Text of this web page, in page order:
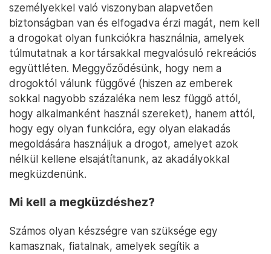
személyekkel való viszonyban alapvetően
biztonságban van és elfogadva érzi magát, nem kell
a drogokat olyan funkciókra használnia, amelyek
túlmutatnak a kortársakkal megvalósuló rekreációs
együttléten. Meggyőződésünk, hogy nem a
drogoktól válunk függővé (hiszen az emberek
sokkal nagyobb százaléka nem lesz függő attól,
hogy alkalmanként használ szereket), hanem attól,
hogy egy olyan funkcióra, egy olyan elakadás
megoldására használjuk a drogot, amelyet azok
nélkül kellene elsajátítanunk, az akadályokkal
megküzdenünk.
Mi kell a megküzdéshez?
Számos olyan készségre van szüksége egy
kamasznak, fiatalnak, amelyek segítik a